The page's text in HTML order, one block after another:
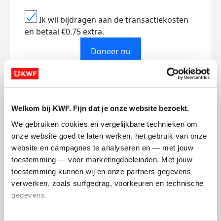
Welkom bij KWF. Fijn dat je onze website bezoekt.
We gebruiken cookies en vergelijkbare technieken om
onze website goed te laten werken, het gebruik van onze
website en campagnes te analyseren en — met jouw
toestemming — voor marketingdoeleinden. Met jouw
toestemming kunnen wij en onze partners gegevens
verwerken, zoals surfgedrag, voorkeuren en technische
gegevens.
Ik wil bijdragen aan de transactiekosten
en betaal €0.75 extra.
Doneer nu
Opgehaald
€98
Streefbedrag
€100
Doneer
Rina's badges